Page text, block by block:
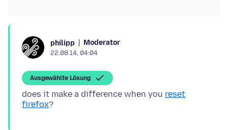
philipp Moderator
22.08.14, 04:04
Ausgewählte Lösung
does it make a difference when you reset
firefox